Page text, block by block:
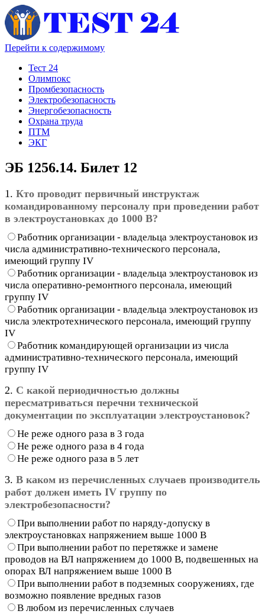
Перейти к содержимому
Тест 24
Олимпокс
Промбезопасность
Электробезопасность
Энергобезопасность
Охрана труда
ПТМ
ЭКГ
ЭБ 1256.14. Билет 12
1. Кто проводит первичный инструктаж
командированному персоналу при проведении работ
в электроустановках до 1000 В?
Работник организации - владельца электроустановок из
числа административно-технического персонала,
имеющий группу IV
Работник организации - владельца электроустановок из
числа оперативно-ремонтного персонала, имеющий
группу IV
Работник организации - владельца электроустановок из
числа электротехнического персонала, имеющий группу
IV
Работник командирующей организации из числа
административно-технического персонала, имеющий
группу IV
2. С какой периодичностью должны
пересматриваться перечни технической
документации по эксплуатации электроустановок?
Не реже одного раза в 3 года
Не реже одного раза в 4 года
Не реже одного раза в 5 лет
3. В каком из перечисленных случаев производитель
работ должен иметь IV группу по
электробезопасности?
При выполнении работ по наряду-допуску в
электроустановках напряжением выше 1000 В
При выполнении работ по перетяжке и замене
проводов на ВЛ напряжением до 1000 В, подвешенных на
опорах ВЛ напряжением выше 1000 В
При выполнении работ в подземных сооружениях, где
возможно появление вредных газов
В любом из перечисленных случаев